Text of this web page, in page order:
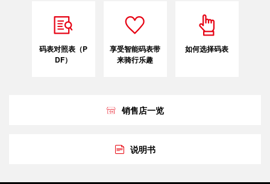
码表对照表（P
DF）
享受智能码表带
来骑行乐趣
如何选择码表
销售店一览
说明书